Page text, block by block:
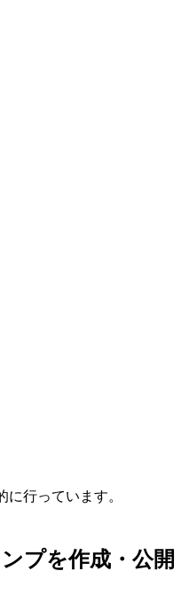
に行っています。
プを作成・公開